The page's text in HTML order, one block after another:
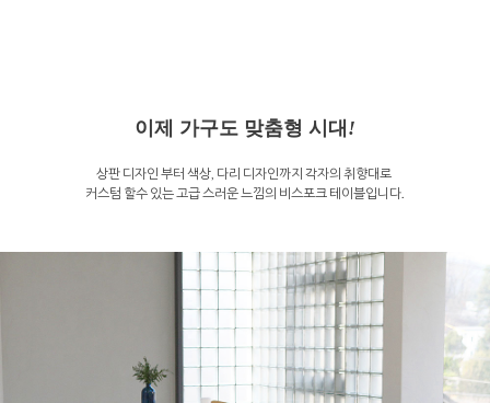
이제 가구도 맞춤형 시대 !
상판 디자인 부터 색상, 다리 디자인까지 각자의 취향대로
커스텀 할수 있는 고급 스러운 느낌의 비스포크 테이블입니다.